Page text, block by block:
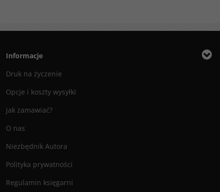
Informacje
Druk na życzenie
Opcje i koszty wysyłki
Jak zamawiać?
O nas
Niezbędnik Autora
Polityka prywatności
Regulamin księgarni